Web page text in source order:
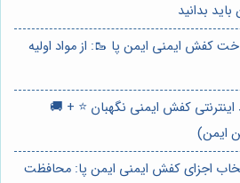
بدانید
کفش ایمنی ایمن پا 🥾: از مواد اولیه
کفش ایمنی نگهبان ⭐️ + 🚚
ایمن)
اجزای کفش ایمنی ایمن پا: محافظت